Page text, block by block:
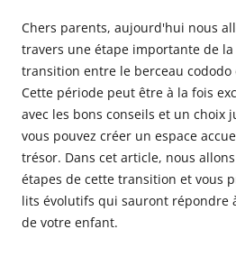
Chers parents, aujourd'hui nous
travers une étape importante de
transition entre le berceau
Cette période peut être à la fois
avec les bons conseils et un choix
vous pouvez créer un espace
trésor. Dans cet article, nous
étapes de cette transition et vous
lits évolutifs qui sauront répondre
de votre enfant.